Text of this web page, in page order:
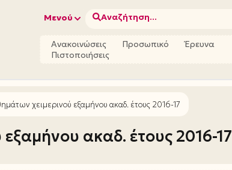
Μενού Αναζήτηση...
Ανακοινώσεις Προσωπικό
Έρευνα
Πιστοποιήσεις
χειμερινού εξαμήνου ακαδ. έτους 2016-17
ακαδ. έτους 2016-17